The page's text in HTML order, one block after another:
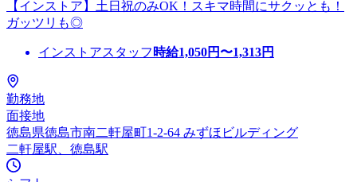
【インストア】土日祝のみOK！スキマ時間にサクッとも！
ガッツリも◎
インストアスタッフ 時給1,050円〜1,313円
勤務地
面接地
徳島県徳島市南二軒屋町1-2-64 みずほビルディング
二軒屋駅、徳島駅